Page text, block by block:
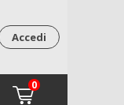
Accedi
0